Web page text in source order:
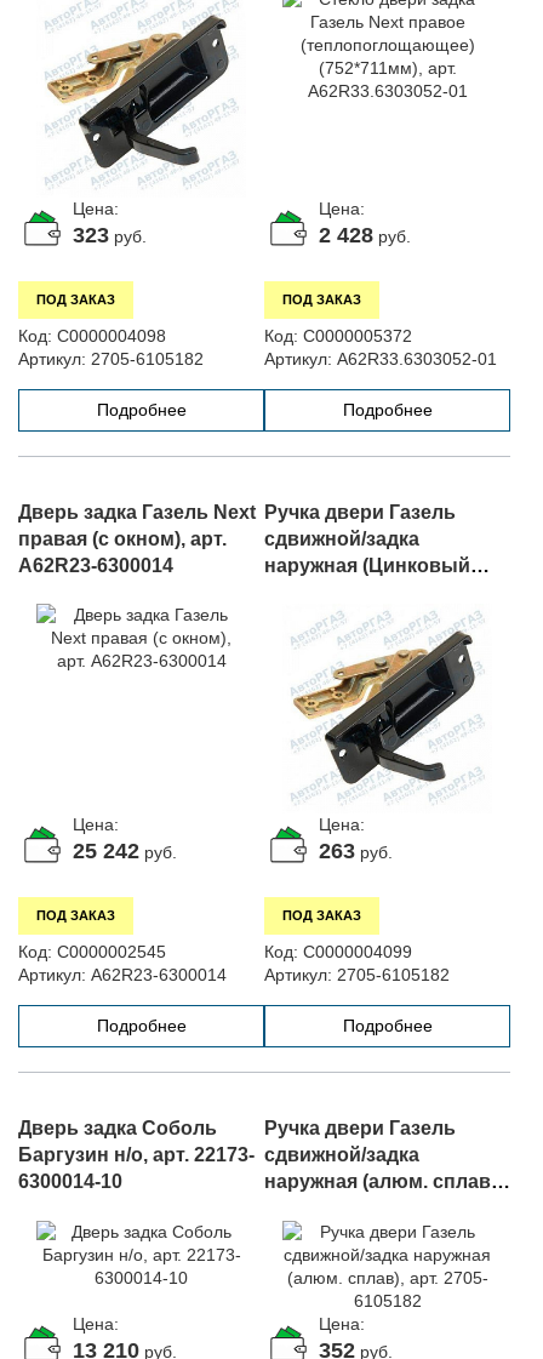
Цена:
323 руб.
ПОД ЗАКАЗ
Код: С0000004098
Артикул: 2705-6105182
Подробнее
Цена:
2 428 руб.
ПОД ЗАКАЗ
Код: С0000005372
Артикул: A62R33.6303052-01
Подробнее
Дверь задка Газель Next
правая (с окном), арт.
A62R23-6300014
Цена:
25 242 руб.
ПОД ЗАКАЗ
Код: С0000002545
Артикул: A62R23-6300014
Подробнее
Ручка двери Газель
сдвижной/задка
наружная (Цинковый
Цена:
263 руб.
ПОД ЗАКАЗ
Код: С0000004099
Артикул: 2705-6105182
Подробнее
Дверь задка Соболь
Баргузин н/о, арт. 22173-
6300014-10
Цена:
13 210 руб.
Ручка двери Газель
сдвижной/задка
наружная (алюм. сплав),
Цена:
352 руб.